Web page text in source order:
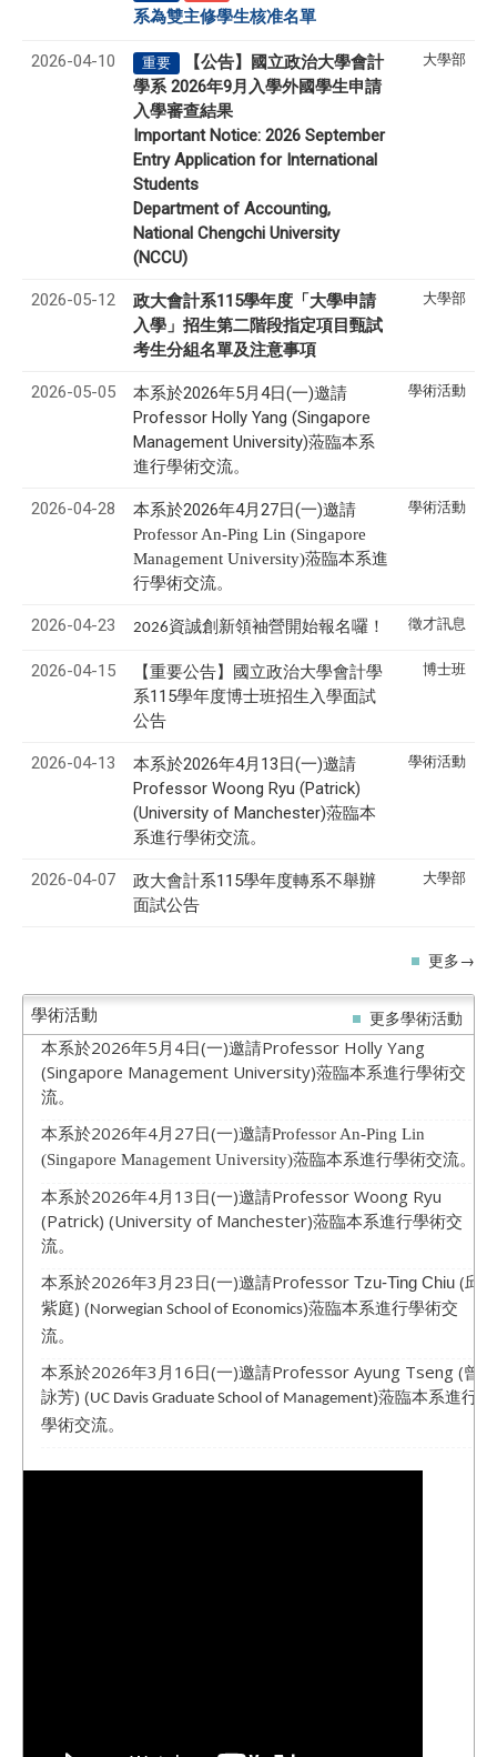
系為雙主修學生核准名單
2026-04-10 重要
【公告】國立政治大學會計
學系 2026年9月入學外國學生申請
入學審查結果
Important Notice: 2026 September
Entry Application for International
Students
Department of Accounting,
National Chengchi University
(NCCU)
大學部
2026-05-12 政大會計系115學年度 「大學申請
入學」招生第二階段指定項目甄試
考生分組名單及注意事項
大學部
2026-05-05
本系於2026年5月4日(一)邀請
Professor Holly Yang (Singapore
Management University)蒞臨本系
進行學術交流。
學術活動
2026-04-28 本系於2026年4月27日(一)邀請
Professor An-Ping Lin (Singapore
Management University)蒞臨本系進
行學術交流。
學術活動
2026-04-23 2026資誠創新領袖營開始報名囉！ 徵才訊息
2026-04-15
【重要公告】國立政治大學會計學
系115學年度博士班招生入學面試
公告
博士班
2026-04-13
本系於2026年4月13日(一)邀請
Professor Woong Ryu (Patrick)
(University of Manchester)蒞臨本
系進行學術交流。
學術活動
2026-04-07
政大會計系115學年度轉系不舉辦
面試公告
大學部
更多→
學術活動
本系於2026年5月4日(一)邀請Professor Holly Yang
(Singapore Management University)蒞臨本系進行學術交
流。
本系於2026年4月27日(一)邀請Professor An-Ping Lin
(Singapore Management University)蒞臨本系進行學術交流。
本系於2026年4月13日(一)邀請Professor Woong Ryu
(Patrick) (University of Manchester)蒞臨本系進行學術交
流。
本系於2026年3月23日(一)邀請ProfessorTzu-Ting Chiu (邱
紫庭) ( Norwegian School of Economics)蒞臨本系進行學術交
流。
本系於2026年3月16日(一)邀請Professor Ayung Tseng (曾
詠芳) (UC Davis Graduate School of Management)蒞臨本系進行
學術交流。
更多學術活動